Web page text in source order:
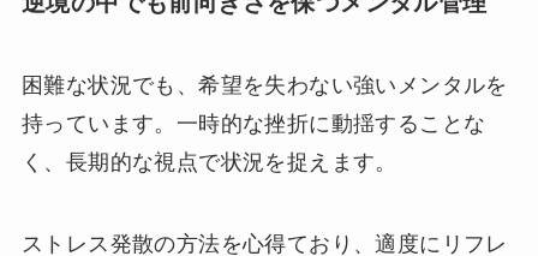
困難な状況でも、希望を失わない強いメンタルを
持っています。一時的な挫折に動揺することな
く、長期的な視点で状況を捉えます。
ストレス発散の方法を心得ており、適度にリフレ